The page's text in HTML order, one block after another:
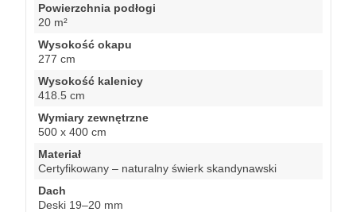
Powierzchnia podłogi
20 m²
Wysokość okapu
277 cm
Wysokość kalenicy
418.5 cm
Wymiary zewnętrzne
500 x 400 cm
Materiał
Certyfikowany – naturalny świerk skandynawski
Dach
Deski 19–20 mm